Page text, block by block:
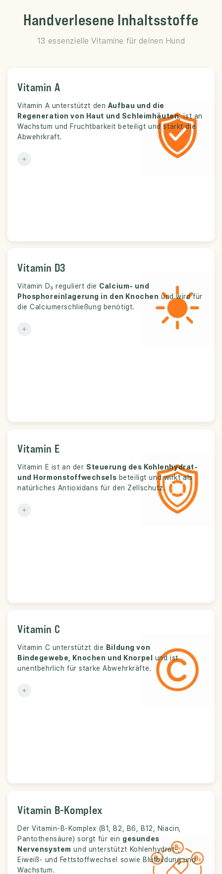
Handverlesene Inhaltsstoffe
13 essenzielle Vitamine für deinen Hund
Vitamin A
Vitamin A unterstützt den Aufbau und die
Regeneration von Haut und Schleimhäuten, ist an
Wachstum und Fruchtbarkeit beteiligt und stärkt die
Abwehrkraft.
Wichtig für Sehkraft, Haut, Schleimhäute,
Wachstum und Immunsystem.
Im Komplex:
Teil von 13 essenziellen Vitaminen der
CANIFEL Rezeptur.
Vitamin D3
Vitamin D₃ reguliert die Calcium- und
Phosphoreinlagerung in den Knochen und wird für
die Calciumerschließung benötigt.
Funktion:
Knochenstoffwechsel und Mineralhaushalt.
Vitamin E
Vitamin E ist an der Steuerung des Kohlenhydrat-
und Hormonstoffwechsels beteiligt und wirkt als
natürliches Antioxidans für den Zellschutz.
Funktion:
Zellschutz, Stoffwechsel und
Hormonhaushalt.
Vitamin C
Vitamin C unterstützt die Bildung von
Bindegewebe, Knochen und Knorpel
und ist
unentbehrlich für starke Abwehrkräfte.
Funktion:
Bindegewebe, Immunsystem und
Antioxidans.
Vitamin B-Komplex
Der Vitamin-B-Komplex (B1, B2, B6, B12, Niacin,
Pantothensäure) sorgt für ein gesundes
Nervensystem und unterstützt Kohlenhydrat-,
Eiweiß- und Fettstoffwechsel sowie Blutbildung und
Wachstum.
Funktion:
Nervenimpulse, Energiestoffwechsel,
Blutbildung sowie Haut- und Schleimhautschutz.